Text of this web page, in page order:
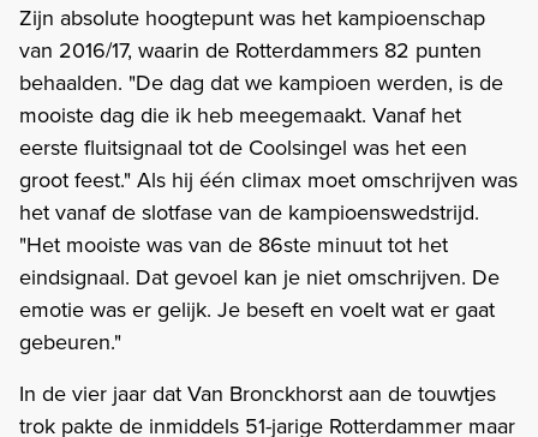
Zijn absolute hoogtepunt was het kampioenschap
van 2016/17, waarin de Rotterdammers 82 punten
behaalden. "De dag dat we kampioen werden, is de
mooiste dag die ik heb meegemaakt. Vanaf het
eerste fluitsignaal tot de Coolsingel was het een
groot feest." Als hij één climax moet omschrijven was
het vanaf de slotfase van de kampioenswedstrijd.
"Het mooiste was van de 86ste minuut tot het
eindsignaal. Dat gevoel kan je niet omschrijven. De
emotie was er gelijk. Je beseft en voelt wat er gaat
gebeuren."
In de vier jaar dat Van Bronckhorst aan de touwtjes
trok pakte de inmiddels 51-jarige Rotterdammer maar